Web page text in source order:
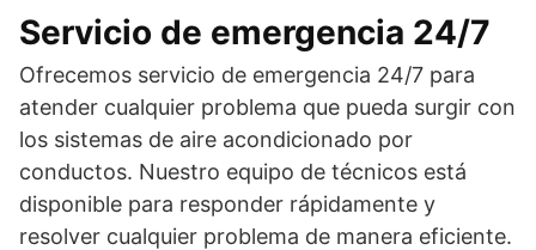
Servicio de emergencia 24/7
Ofrecemos servicio de emergencia 24/7 para
atender cualquier problema que pueda surgir con
los sistemas de aire acondicionado por
conductos. Nuestro equipo de técnicos está
disponible para responder rápidamente y
resolver cualquier problema de manera eficiente.